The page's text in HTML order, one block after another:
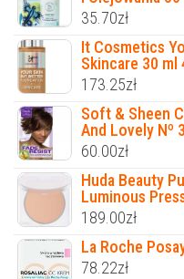
35.70zł
It Cosmetics
Skincare 30 ml
173.25zł
Soft & Sheen
And Lovely Nº
60.00zł
Huda Beauty
Luminous
189.00zł
La Roche
78.22zł